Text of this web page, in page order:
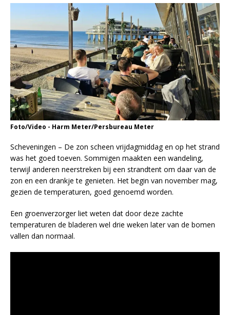
Foto/Video - Harm Meter/Persbureau Meter
Scheveningen – De zon scheen vrijdagmiddag en op het strand
was het goed toeven. Sommigen maakten een wandeling,
terwijl anderen neerstreken bij een strandtent om daar van de
zon en een drankje te genieten. Het begin van november mag,
gezien de temperaturen, goed genoemd worden.
Een groenverzorger liet weten dat door deze zachte
temperaturen de bladeren wel drie weken later van de bomen
vallen dan normaal.